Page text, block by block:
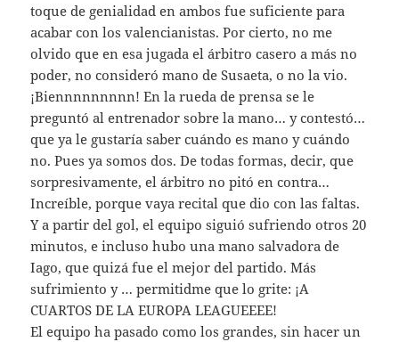
toque de genialidad en ambos fue suficiente para
acabar con los valencianistas. Por cierto, no me
olvido que en esa jugada el árbitro casero a más no
poder, no consideró mano de Susaeta, o no la vio.
¡Biennnnnnnnn! En la rueda de prensa se le
preguntó al entrenador sobre la mano… y contestó…
que ya le gustaría saber cuándo es mano y cuándo
no. Pues ya somos dos. De todas formas, decir, que
sorpresivamente, el árbitro no pitó en contra…
Increíble, porque vaya recital que dio con las faltas.
Y a partir del gol, el equipo siguió sufriendo otros 20
minutos, e incluso hubo una mano salvadora de
Iago, que quizá fue el mejor del partido. Más
sufrimiento y … permitidme que lo grite: ¡A
CUARTOS DE LA EUROPA LEAGUEEEE!
El equipo ha pasado como los grandes, sin hacer un